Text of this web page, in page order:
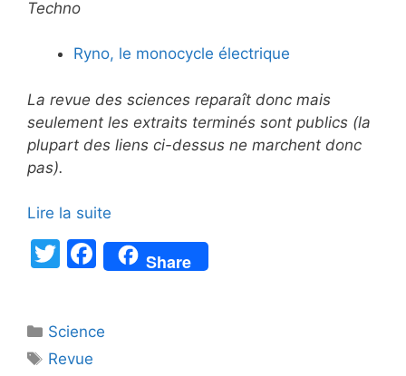
Techno
Ryno, le monocycle électrique
La revue des sciences reparaît donc mais
seulement les extraits terminés sont publics (la
plupart des liens ci-dessus ne marchent donc
pas).
Lire la suite
T
er
F
a
e
Share
Catégories
Science
Étiquettes
Revue